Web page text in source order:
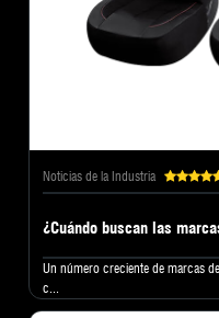
Noticias de la Industria
Un número creciente de marcas
c...